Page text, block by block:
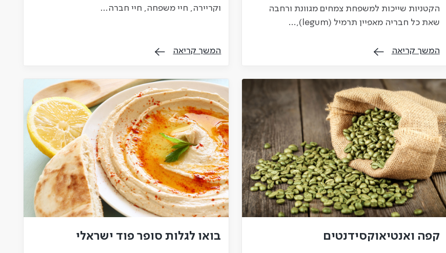
הקטניות שייכות למשפחת צמחים מגוונת ורחבה
שאת כל חבריה מאפיין תרמיל (legum),…
המשך קריאה
וקריירה, חיי משפחה, חיי חברה…
המשך קריאה
קפה ואנטיאוקסידנטים בואו לגלות סופר פוד ישראלי